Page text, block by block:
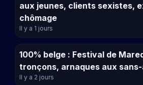
aux jeunes, clients sexistes,
chômage
Il y a 1 jours
100% belge : Festival de
tronçons, arnaques aux
Il y a 2 jours